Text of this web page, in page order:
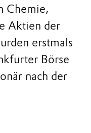
Chemie,
Aktien der
erstmals
Börse
nach der